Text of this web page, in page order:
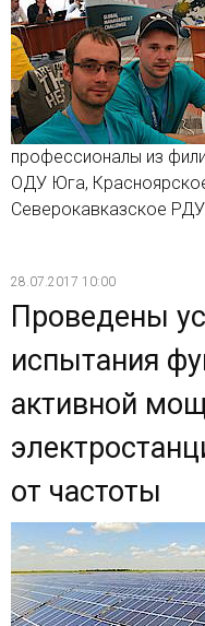
профессионалы из
ОДУ Юга,
Северокавказское
28.07.2017 10:00
Проведены
испытания
активной
от частоты